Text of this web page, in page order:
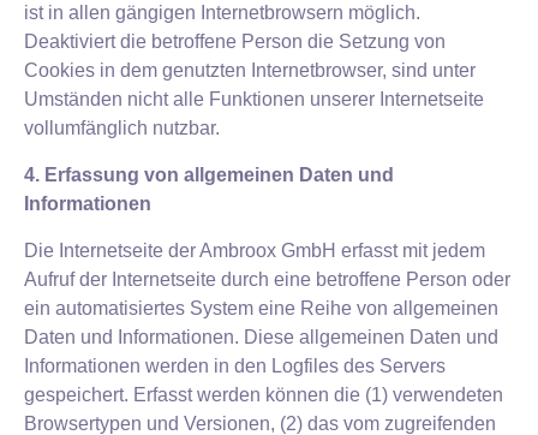
ist in allen gängigen Internetbrowsern möglich.
Deaktiviert die betroffene Person die Setzung von
Cookies in dem genutzten Internetbrowser, sind unter
Umständen nicht alle Funktionen unserer Internetseite
vollumfänglich nutzbar.
4. Erfassung von allgemeinen Daten und
Informationen
Die Internetseite der Ambroox GmbH erfasst mit jedem
Aufruf der Internetseite durch eine betroffene Person oder
ein automatisiertes System eine Reihe von allgemeinen
Daten und Informationen. Diese allgemeinen Daten und
Informationen werden in den Logfiles des Servers
gespeichert. Erfasst werden können die (1) verwendeten
Browsertypen und Versionen, (2) das vom zugreifenden